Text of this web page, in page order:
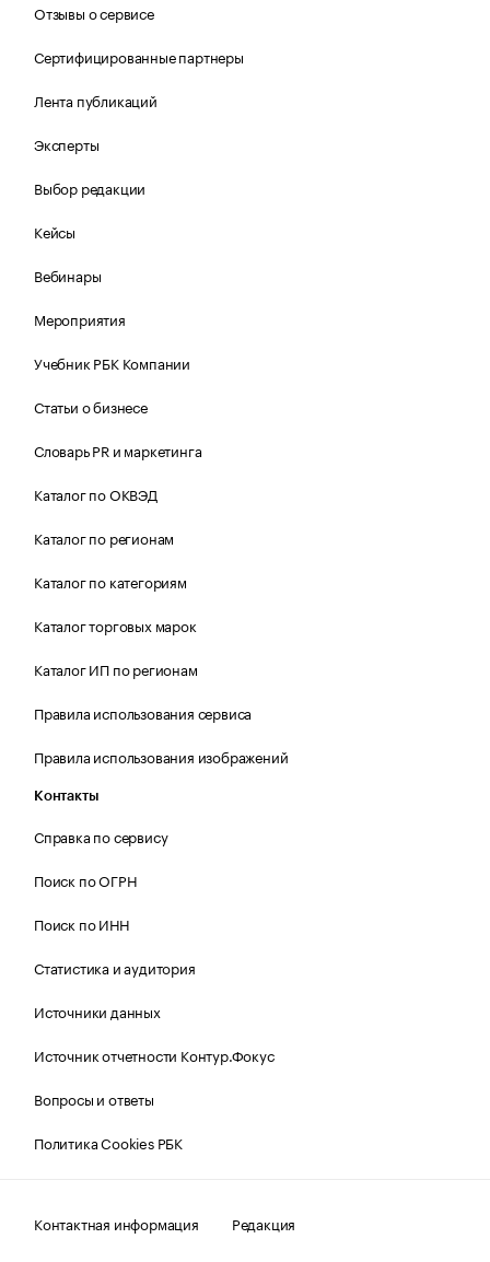
Отзывы о сервисе
Сертифицированные партнеры
Лента публикаций
Эксперты
Выбор редакции
Кейсы
Вебинары
Мероприятия
Учебник РБК Компании
Статьи о бизнесе
Словарь PR и маркетинга
Каталог по ОКВЭД
Каталог по регионам
Каталог по категориям
Каталог торговых марок
Каталог ИП по регионам
Правила использования сервиса
Правила использования изображений
Контакты
Справка по сервису
Поиск по ОГРН
Поиск по ИНН
Статистика и аудитория
Источники данных
Источник отчетности Контур.Фокус
Вопросы и ответы
Политика Cookies РБК
Контактная информация
Редакция